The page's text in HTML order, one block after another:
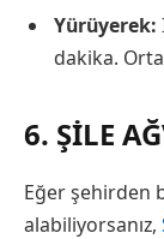
Yürüyerek:
dakika.
6. ŞILE
Eğer şehirden
alabiliyorsanız,